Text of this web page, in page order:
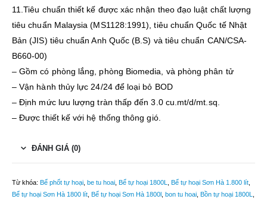
11.Tiêu chuẩn thiết kế được xác nhận theo đạo luật chất lượng
tiêu chuẩn Malaysia (MS1128:1991), tiêu chuẩn Quốc tế Nhật
Bản (JIS) tiêu chuẩn Anh Quốc (B.S) và tiêu chuẩn CAN/CSA-
B660-00)
– Gồm có phòng lắng, phòng Biomedia, và phòng phân tử
– Vận hành thủy lực 24/24 để loại bỏ BOD
– Định mức lưu lượng tràn thấp đến 3.0 cu.mt/d/mt.sq.
– Được thiết kế với hệ thống thông gió.
ĐÁNH GIÁ (0)
Từ khóa: Bể phốt tự hoại, be tu hoai, Bể tự hoại 1800L, Bể tự hoại Sơn Hà 1.800 lít,
Bể tự hoại Sơn Hà 1800 lít, Bể tự hoại Sơn Hà 1800l , bon tu hoai, Bồn tự hoại 1800L,